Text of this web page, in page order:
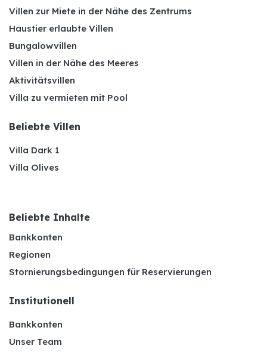
Villen zur Miete in der Nähe des Zentrums
Haustier erlaubte Villen
Bungalowvillen
Villen in der Nähe des Meeres
Aktivitätsvillen
Villa zu vermieten mit Pool
Beliebte Villen
Villa Dark 1
Villa Olives
Beliebte Inhalte
Bankkonten
Regionen
Stornierungsbedingungen für Reservierungen
Institutionell
Bankkonten
Unser Team